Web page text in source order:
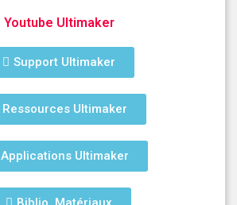
Youtube Ultimaker
Support Ultimaker
Ressources Ultimaker
Applications Ultimaker